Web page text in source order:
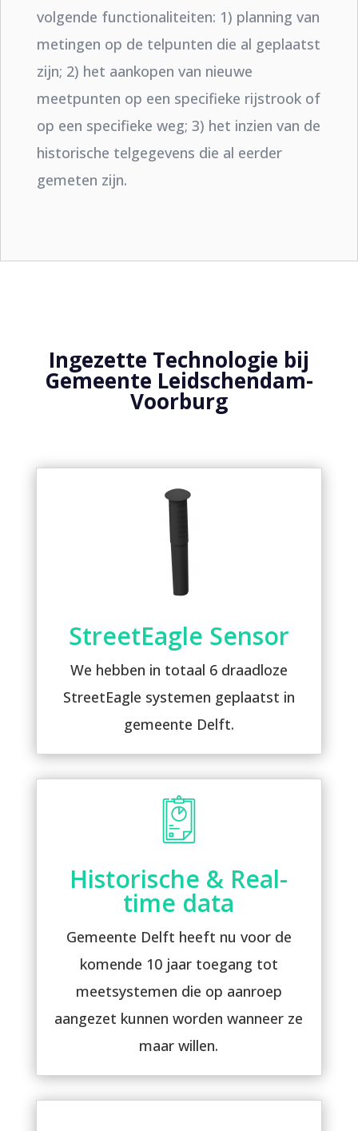
volgende functionaliteiten: 1) planning van
metingen op de telpunten die al geplaatst
zijn; 2) het aankopen van nieuwe
meetpunten op een specifieke rijstrook of
op een specifieke weg; 3) het inzien van de
historische telgegevens die al eerder
gemeten zijn.
Ingezette Technologie bij
Gemeente Leidschendam-
Voorburg
StreetEagle Sensor
We hebben in totaal 6 draadloze
StreetEagle systemen geplaatst in
gemeente Delft.
Historische & Real-
time data
Gemeente Delft heeft nu voor de
komende 10 jaar toegang tot
meetsystemen die op aanroep
aangezet kunnen worden wanneer ze
maar willen.